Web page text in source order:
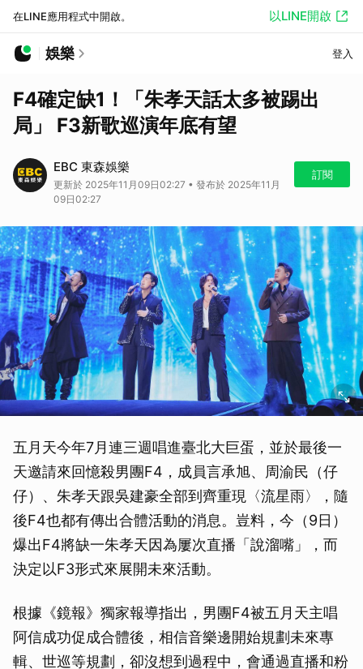
在LINE應用程式中開啟。 以LINE開啟
娛樂 登入
F4確定缺1！「朱孝天話太多被踢出
局」 F3新歌巡演年底有望
EBC 東森娛樂
更新於 2025年11月09日02:27 • 發布於 2025年11月
09日02:27
訂閱
五月天今年7月連三週唱進臺北大巨蛋，並於最後一
天邀請來回憶殺男團F4，成員言承旭、周渝民（仔
仔）、朱孝天跟吳建豪全部到齊重現〈流星雨〉，隨
後F4也都有傳出合體活動的消息。豈料，今（9日）
爆出F4將缺一朱孝天因為屢次直播「說溜嘴」，而
決定以F3形式來展開未來活動。
根據《鏡報》獨家報導指出，男團F4被五月天主唱
阿信成功促成合體後，相信音樂邊開始規劃未來專
輯、世巡等規劃，卻沒想到過程中，會通過直播和粉